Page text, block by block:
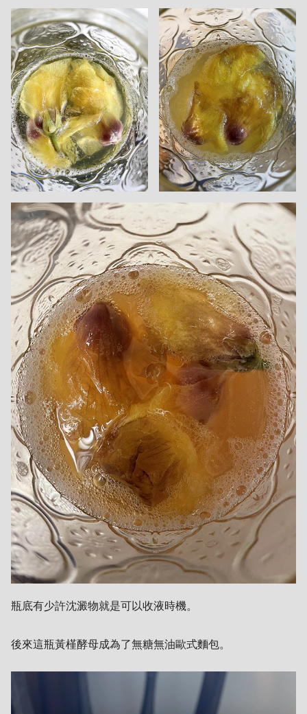
瓶底有少許沈澱物就是可以收液時機。
後來這瓶黃槿酵母成為了無糖無油歐式麵包。